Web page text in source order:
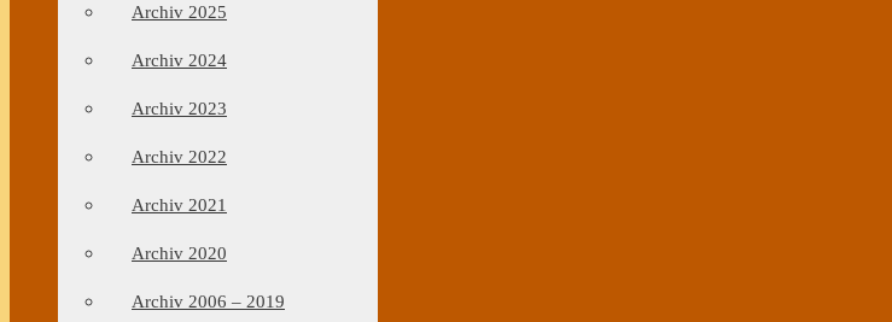
Archiv 2025
Archiv 2024
Archiv 2023
Archiv 2022
Archiv 2021
Archiv 2020
Archiv 2006 – 2019